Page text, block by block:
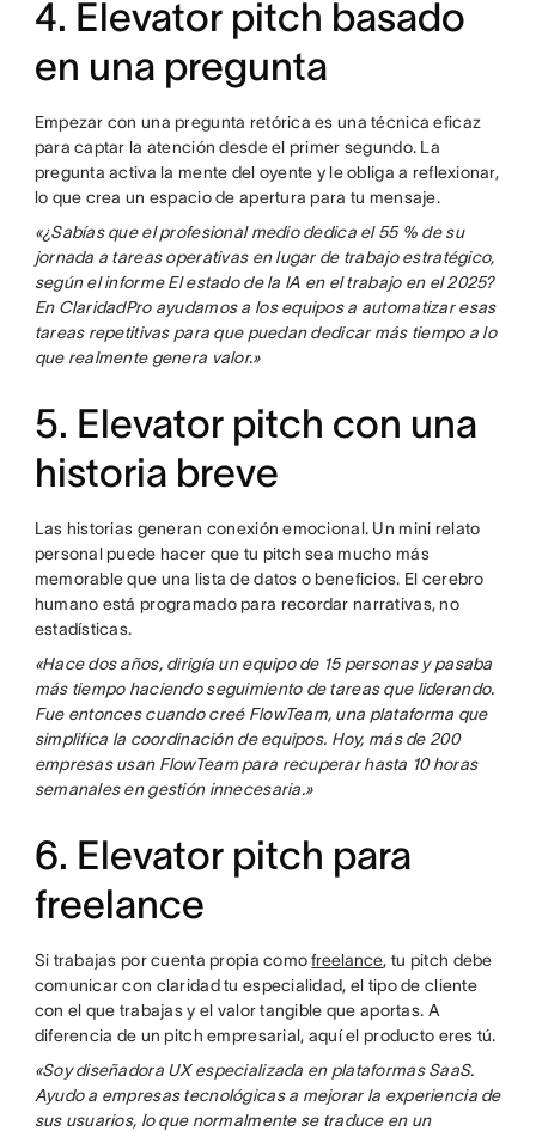
4. Elevator pitch basado
en una pregunta
Empezar con una pregunta retórica es una técnica eficaz
para captar la atención desde el primer segundo. La
pregunta activa la mente del oyente y le obliga a reflexionar,
lo que crea un espacio de apertura para tu mensaje.
«¿Sabías que el profesional medio dedica el 55 % de su
jornada a tareas operativas en lugar de trabajo estratégico,
según el informe El estado de la IA en el trabajo en el 2025?
En ClaridadPro ayudamos a los equipos a automatizar esas
tareas repetitivas para que puedan dedicar más tiempo a lo
que realmente genera valor.»
5. Elevator pitch con una
historia breve
Las historias generan conexión emocional. Un mini relato
personal puede hacer que tu pitch sea mucho más
memorable que una lista de datos o beneficios. El cerebro
humano está programado para recordar narrativas, no
estadísticas.
«Hace dos años, dirigía un equipo de 15 personas y pasaba
más tiempo haciendo seguimiento de tareas que liderando.
Fue entonces cuando creé FlowTeam, una plataforma que
simplifica la coordinación de equipos. Hoy, más de 200
empresas usan FlowTeam para recuperar hasta 10 horas
semanales en gestión innecesaria.»
6. Elevator pitch para
freelance
Si trabajas por cuenta propia comofreelance, tu pitch debe
comunicar con claridad tu especialidad, el tipo de cliente
con el que trabajas y el valor tangible que aportas. A
diferencia de un pitch empresarial, aquí el producto eres tú.
«Soy diseñadora UX especializada en plataformas SaaS.
Ayudo a empresas tecnológicas a mejorar la experiencia de
sus usuarios, lo que normalmente se traduce en un